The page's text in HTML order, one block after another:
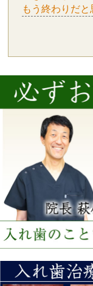
もう終わりだと